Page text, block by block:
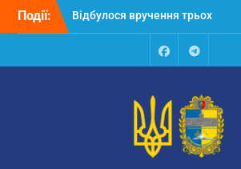
Перейти
Події:
Відбулося вручення трьох
автобусів для потреб
Відбулося засідання
освіти та науки обласної
державної адміністрації
Відбулась обласна
FacebookTalegram